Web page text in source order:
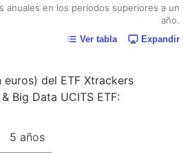
anuales en los periodos superiores a un
año.
Ver tabla Expandir
del ETF Xtrackers
Big Data UCITS ETF:
5 años